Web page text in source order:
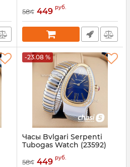
23594
584 449 руб.
-23.08 %
Часы Bvlgari Serpenti
Tubogas Watch (23592)
23592
584 449 руб.